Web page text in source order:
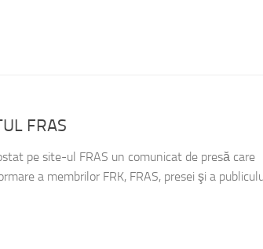
FRAS
pe site-ul FRAS un comunicat de presă care
a membrilor FRK, FRAS, presei şi a